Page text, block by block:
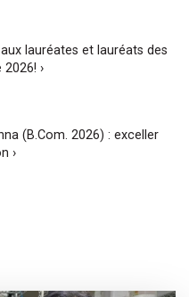
lauréates et lauréats des
›
(B.Com. 2026) : exceller
›